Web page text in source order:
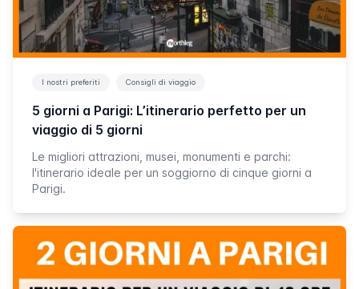
I nostri preferiti Consigli di viaggio
5 giorni a Parigi: L’itinerario perfetto per un
viaggio di 5 giorni
Le migliori attrazioni, musei, monumenti e parchi:
l'itinerario ideale per un soggiorno di cinque giorni a
Parigi.